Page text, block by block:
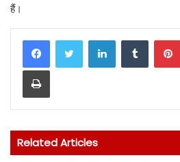
हैं।
LinkedInTumblr
Print
Related Articles